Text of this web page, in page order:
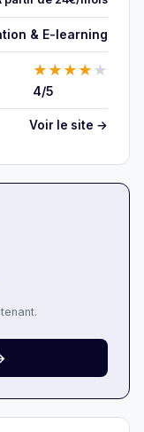
& E-learning
★ ★ ★ ★ ★
4/5
Voir le site →